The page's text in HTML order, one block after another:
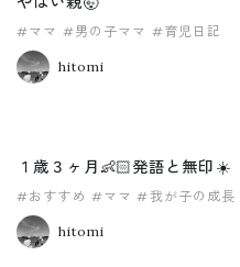
#ママ #男の子ママ #育児日記
hitomi
１歳３ヶ月👶🏻発語と無印☀️
#おすすめ #ママ #我が子の成長
hitomi